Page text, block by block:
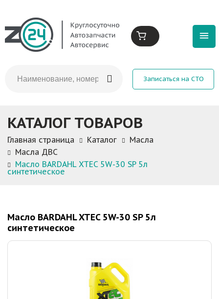
Записаться на СТО
КАТАЛОГ ТОВАРОВ
Главная страница Каталог
Масла
Масла ДВС
Масло BARDAHL XTEC 5W-30 SP 5л
синтетическое
Масло BARDAHL XTEC 5W-30 SP 5л
синтетическое